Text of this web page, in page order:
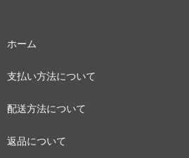
ホーム
支払い方法について
配送方法について
返品について